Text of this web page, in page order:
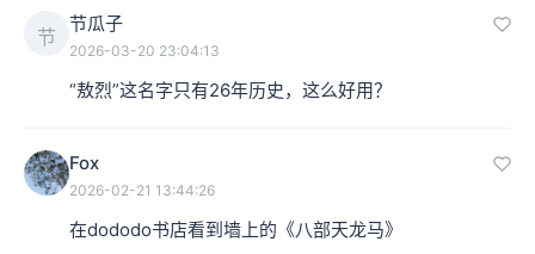
节
节瓜子
2026-03-20 23:04:13
“敖烈”这名字只有26年历史，这么好用？
Fox
2026-02-21 13:44:26
在dododo书店看到墙上的《八部天龙马》